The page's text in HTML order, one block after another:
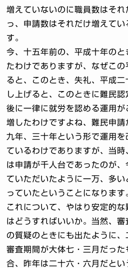
増えていないのに職員数はそ
っ、申請数はそれだけ増えて
す。
今、十五年前の、平成十年の
たわけでありますが、なぜこ
ると、このとき、失礼、平成
し上げると、このときに難民
後に一律に就労を認める運用
増したわけですよね、難民申
九年、三十年という形で運用
ているわけでありますが、当
は申請が千人台であったのが
ていただいたように一万、多
っていたということになります
これについて、やはり安定的
はどうすればいいか。当然、
の質疑のときにも出たように
審査期間が大体七・三月だっ
合、昨年は二十六・六月だと